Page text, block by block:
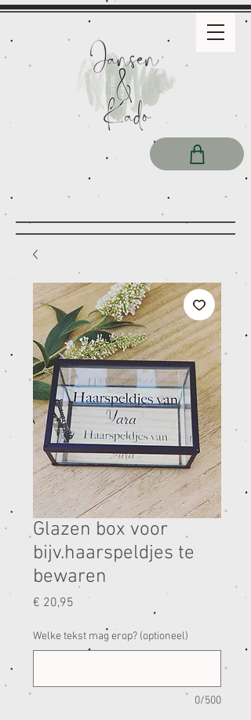
Glazen box voor
bijv.haarspeldjes te
bewaren
€ 20,95
Welke tekst mag erop? (optioneel)
0/500